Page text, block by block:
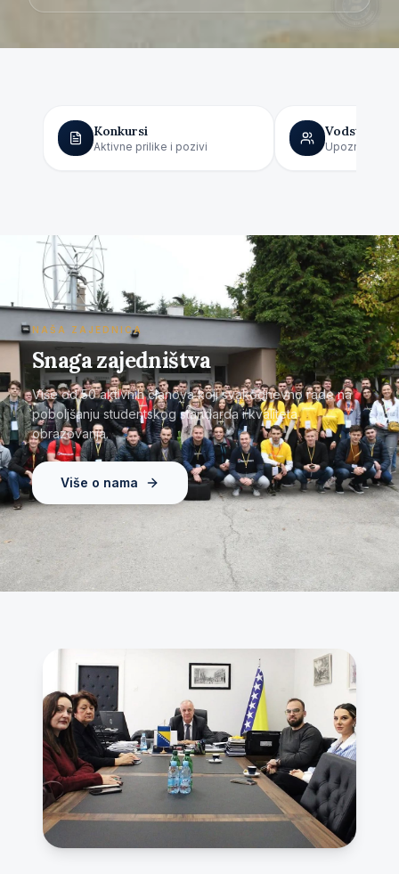
Konkursi
Aktivne prilike i pozivi
Vodstvo
Upoznajte
NAŠA ZAJEDNICA
Snaga zajedništva
Više od 50 aktivnih članova koji svakodnevno rade na
poboljšanju studentskog standarda i kvaliteta
obrazovanja.
Više o nama